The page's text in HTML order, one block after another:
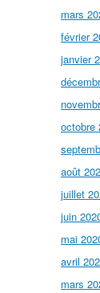
mars
février
janvier
octobre
août
juillet
juin
mai
avril
mars